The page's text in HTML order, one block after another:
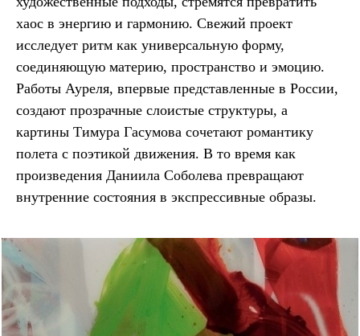
хаос в энергию и гармонию. Свежий проект
исследует ритм как универсальную форму,
соединяющую материю, пространство и эмоцию.
Работы Ауреля, впервые представленные в России,
создают прозрачные слоистые структуры, а
картины Тимура Гасумова сочетают романтику
полета с поэтикой движения. В то время как
произведения Даниила Соболева превращают
внутренние состояния в экспрессивные образы.